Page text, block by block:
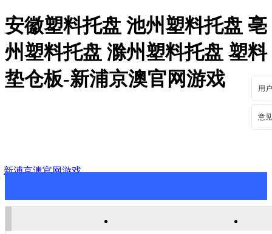
安徽塑料托盘 池州塑料托盘 亳
州塑料托盘 滁州塑料托盘 塑料
垫仓板-新浦京澳官网游戏
用
意
新浦京澳官网游戏